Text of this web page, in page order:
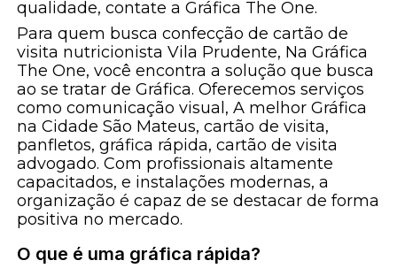
qualidade, contate a Gráfica The One.
Para quem busca confecção de cartão de
visita nutricionista Vila Prudente, Na Gráfica
The One, você encontra a solução que busca
ao se tratar de Gráfica. Oferecemos serviços
como comunicação visual, A melhor Gráfica
na Cidade São Mateus, cartão de visita,
panfletos, gráfica rápida, cartão de visita
advogado. Com profissionais altamente
capacitados, e instalações modernas, a
organização é capaz de se destacar de forma
positiva no mercado.
O que é uma gráfica rápida?